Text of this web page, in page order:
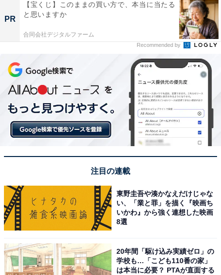
PR
【宝くじ】このままの買い方で、本当に当たる
と思いますか
合同会社デジタルファーム
Recommended by
注目の連載
東野圭吾や湊かなえだけじゃな
い、「業と罪」を描く『映画ち
いかわ』から強く連想した映画
8選
20年間「駆け込み実績ゼロ」の
学校も…「こども110番の家」
は本当に必要？ PTAが直面する